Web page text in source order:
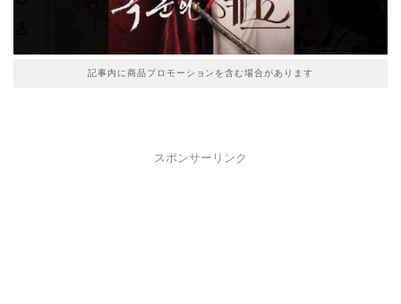
記事内に商品プロモーションを含む場合があります
スポンサーリンク